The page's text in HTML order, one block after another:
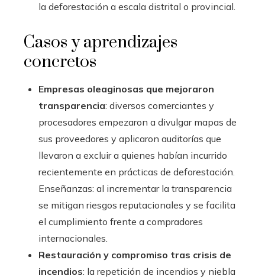
la deforestación a escala distrital o provincial.
Casos y aprendizajes
concretos
Empresas oleaginosas que mejoraron
transparencia: diversos comerciantes y
procesadores empezaron a divulgar mapas de
sus proveedores y aplicaron auditorías que
llevaron a excluir a quienes habían incurrido
recientemente en prácticas de deforestación.
Enseñanzas: al incrementar la transparencia
se mitigan riesgos reputacionales y se facilita
el cumplimiento frente a compradores
internacionales.
Restauración y compromiso tras crisis de
incendios: la repetición de incendios y niebla